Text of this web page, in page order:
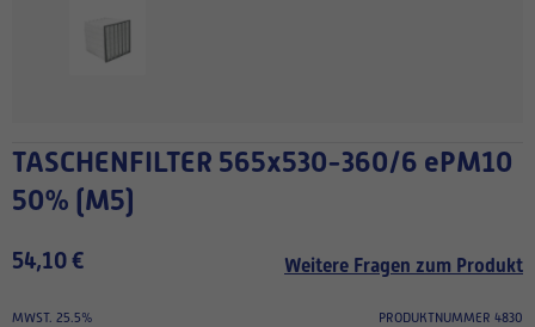
TASCHENFILTER 565x530-360/6 ePM10
50% (M5)
54,10 € Weitere Fragen zum Produkt
MWST. 25.5% PRODUKTNUMMER 4830